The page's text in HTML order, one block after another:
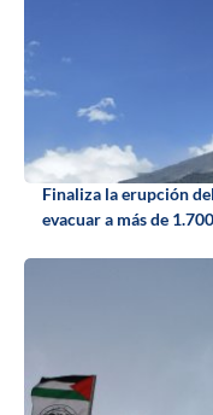
Finaliza la erupción
evacuar a más de